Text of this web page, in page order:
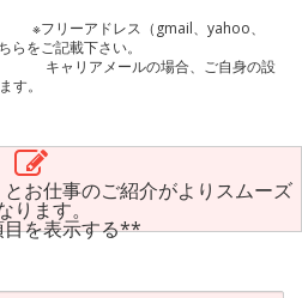
※フリーアドレス（gmail、yahoo、
をご記載下さい。
場合、ご自身の設
す。
お仕事のご紹介がよりスムーズ
ります。
を表示する**